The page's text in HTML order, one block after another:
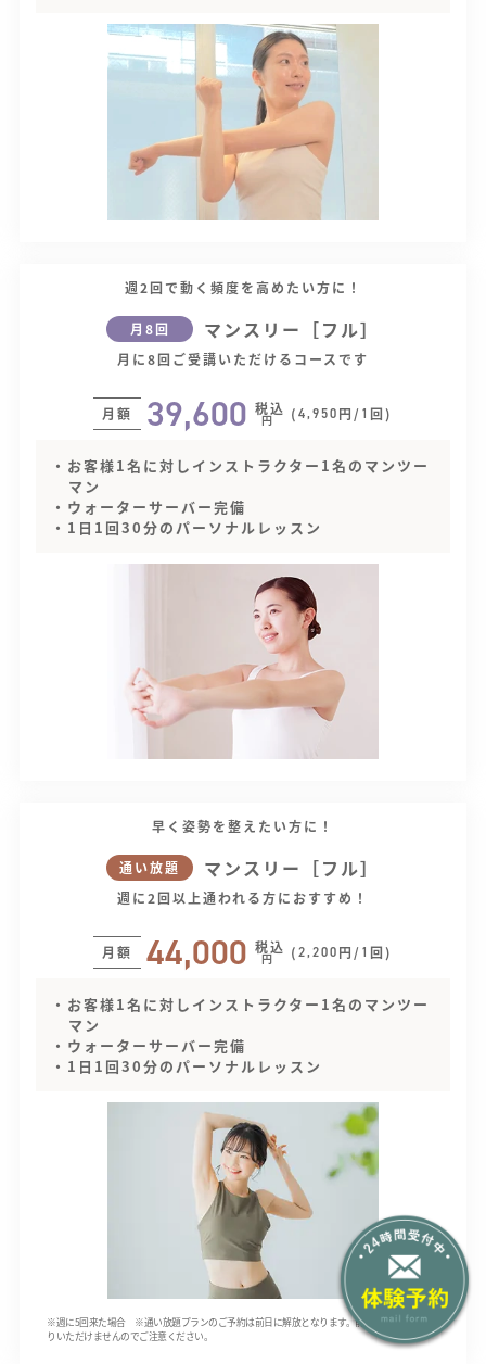
週2回で動く頻度を高めたい方に！
月8回 マンスリー［フル］
月に8回ご受講いただけるコースです
月額 39,600 税込
円 (4,950円/1 回)
・お客様1名に対しインストラクター1名のマンツー
マン
・ウォーターサーバー完備
・1日1回30分のパーソナルレッスン
早く姿勢を整えたい方に！
通い放題 マンスリー［フル］
週に2回以上通われる方におすすめ！
月額 44,000 税込
円 (2,200円/1 回)
・お客様1名に対しインストラクター1名のマンツー
マン
・ウォーターサーバー完備
・1日1回30分のパーソナルレッスン
※週に5回来た場合 ※通い放題プランのご予約は前日に解放となります。前もってご予約はお取
りいただけませんのでご注意ください。